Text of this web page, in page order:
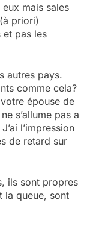
mais sales
priori)
et pas les
autres pays.
comme cela?
épouse de
s’allume pas a
l’impression
de retard sur
ils sont propres
la queue, sont